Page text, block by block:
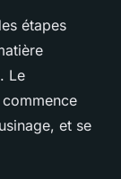
étapes
Le
commence
et se